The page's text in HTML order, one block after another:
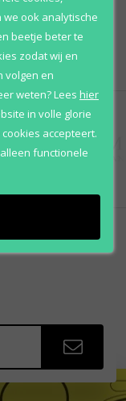
ook analytische
beetje beter te
zodat wij en
volgen en
weten?Lees hier
in volle glorie
accepteert.
functionele